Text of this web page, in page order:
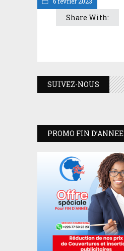
Share With:
SUIVEZ-NOUS
PROMO FIN D’ANNEE